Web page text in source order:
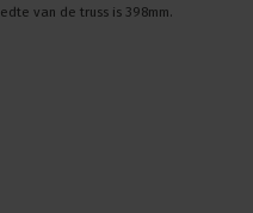
van de truss is 398mm.